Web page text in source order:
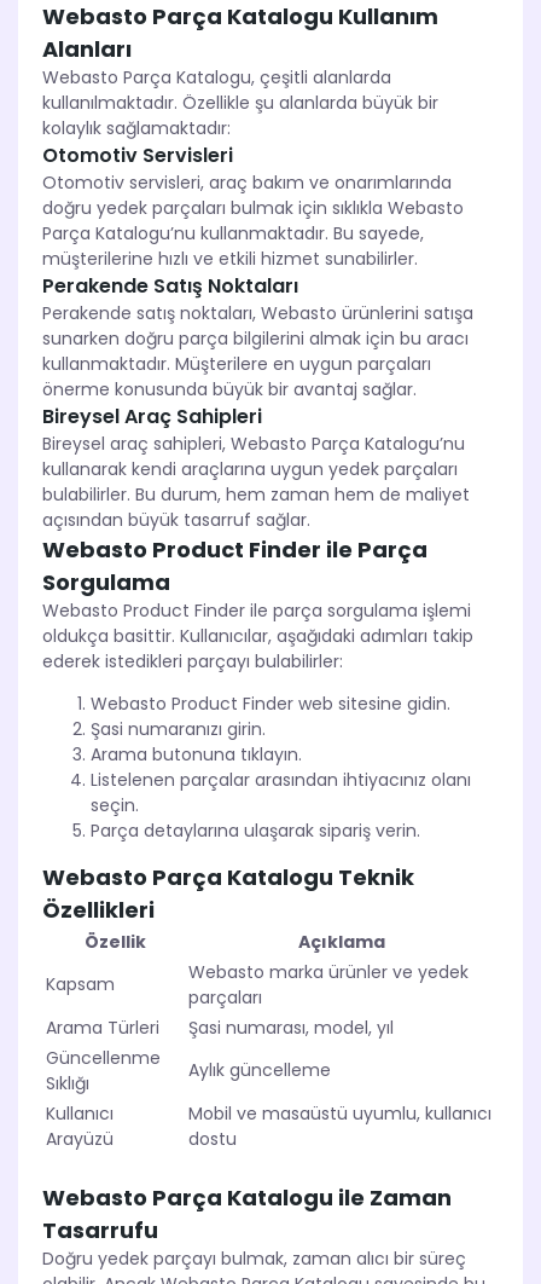
Webasto Parça Katalogu Kullanım
Alanları
Webasto Parça Katalogu, çeşitli alanlarda
kullanılmaktadır. Özellikle şu alanlarda büyük bir
kolaylık sağlamaktadır:
Otomotiv Servisleri
Otomotiv servisleri, araç bakım ve onarımlarında
doğru yedek parçaları bulmak için sıklıkla Webasto
Parça Katalogu’nu kullanmaktadır. Bu sayede,
müşterilerine hızlı ve etkili hizmet sunabilirler.
Perakende Satış Noktaları
Perakende satış noktaları, Webasto ürünlerini satışa
sunarken doğru parça bilgilerini almak için bu aracı
kullanmaktadır. Müşterilere en uygun parçaları
önerme konusunda büyük bir avantaj sağlar.
Bireysel Araç Sahipleri
Bireysel araç sahipleri, Webasto Parça Katalogu’nu
kullanarak kendi araçlarına uygun yedek parçaları
bulabilirler. Bu durum, hem zaman hem de maliyet
açısından büyük tasarruf sağlar.
Webasto Product Finder ile Parça
Sorgulama
Webasto Product Finder ile parça sorgulama işlemi
oldukça basittir. Kullanıcılar, aşağıdaki adımları takip
ederek istedikleri parçayı bulabilirler:
Webasto Product Finder web sitesine gidin.
Şasi numaranızı girin.
Arama butonuna tıklayın.
Listelenen parçalar arasından ihtiyacınız olanı
seçin.
Parça detaylarına ulaşarak sipariş verin.
Webasto Parça Katalogu Teknik
Özellikleri
Özellik
Açıklama
Kapsam
Webasto marka ürünler ve yedek
parçaları
Arama Türleri
Şasi numarası, model, yıl
Güncellenme
Sıklığı
Aylık güncelleme
Kullanıcı
Arayüzü
Mobil ve masaüstü uyumlu, kullanıcı
dostu
Webasto Parça Katalogu ile Zaman
Tasarrufu
Doğru yedek parçayı bulmak, zaman alıcı bir süreç